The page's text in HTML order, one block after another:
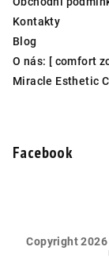
Kontakty
Blog
O nás: [ comfort
Miracle Esthetic
Facebook
Copyright